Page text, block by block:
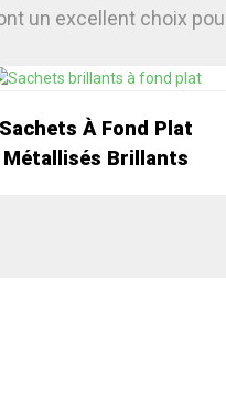
un excellent choix
À Fond Plat
Métallisés Brillants